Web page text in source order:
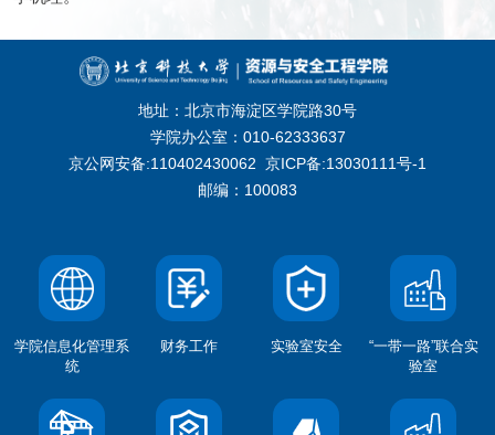
地址：北京市海淀区学院路30号
学院办公室：010-62333637
京公网安备:110402430062 京ICP备:13030111号-1
邮编：100083
学院信息化管理系
统
财务工作 实验室安全
“一带一路”联合实
验室